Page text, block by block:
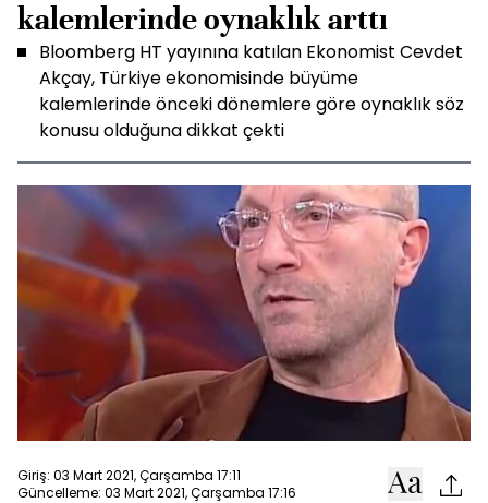
kalemlerinde oynaklık arttı
Bloomberg HT yayınına katılan Ekonomist Cevdet
Akçay, Türkiye ekonomisinde büyüme
kalemlerinde önceki dönemlere göre oynaklık söz
konusu olduğuna dikkat çekti
Giriş: 03 Mart 2021, Çarşamba 17:11
Güncelleme: 03 Mart 2021, Çarşamba 17:16